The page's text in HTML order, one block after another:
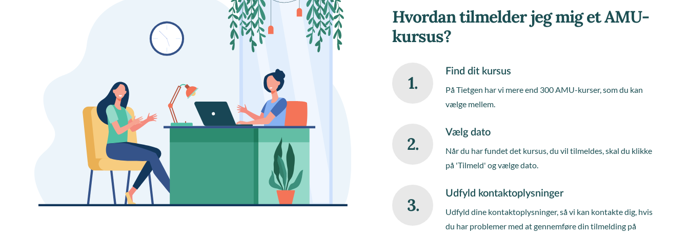
Hvordan tilmelder jeg mig et AMU-
kursus?
1.
Find dit kursus
På Tietgen har vi mere end 300 AMU-kurser, som du kan
vælge mellem.
2.
Vælg dato
Når du har fundet det kursus, du vil tilmeldes, skal du klikke
på 'Tilmeld' og vælge dato.
3.
Udfyld kontaktoplysninger
Udfyld dine kontaktoplysninger, så vi kan kontakte dig, hvis
du har problemer med at gennemføre din tilmelding på